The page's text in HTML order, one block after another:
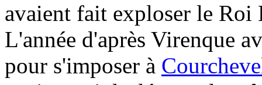
avaient fait exploser le
L'année d'après Virenque
pour s'imposer à